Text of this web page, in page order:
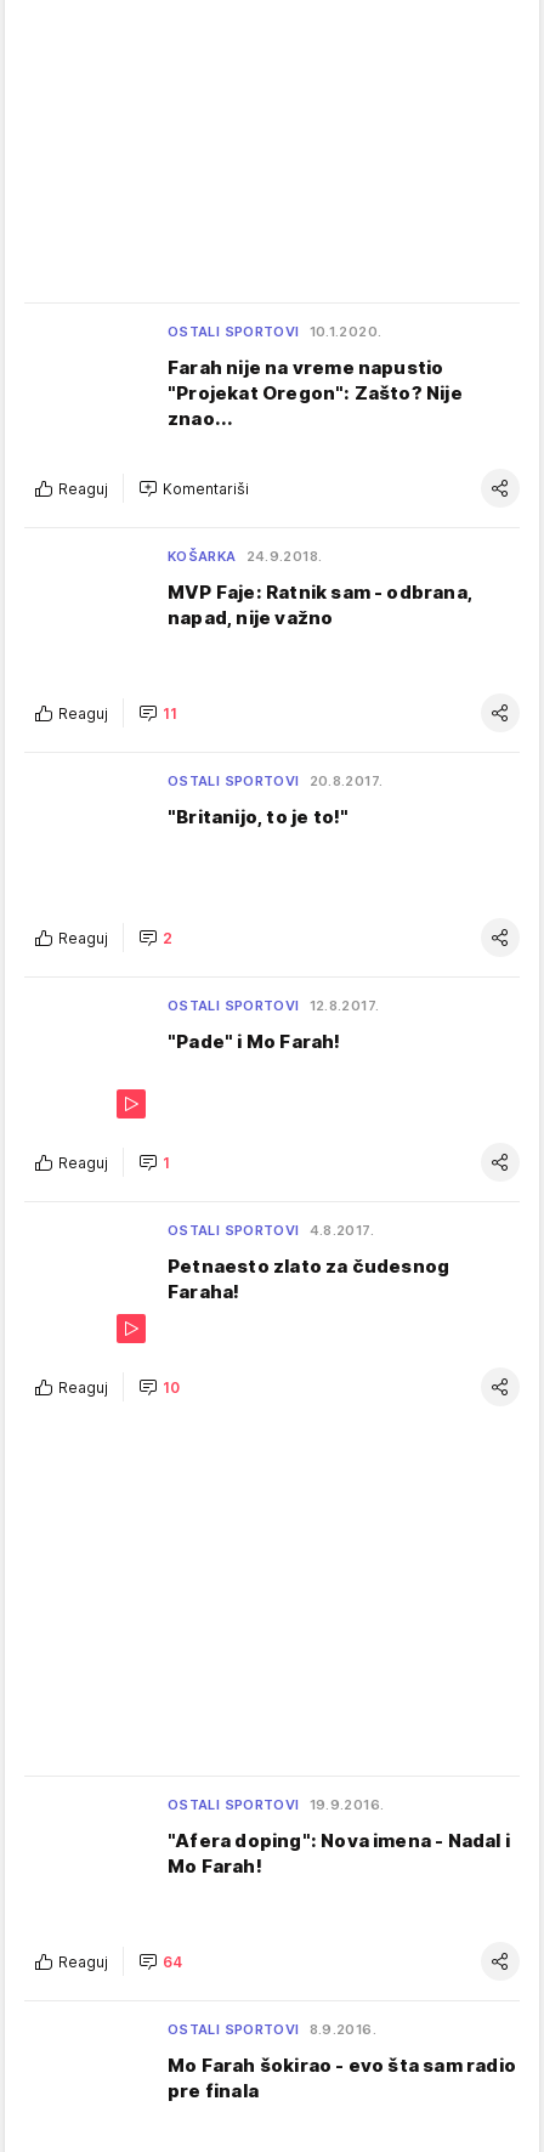
OSTALI SPORTOVI 10.1.2020.
Farah nije na vreme napustio
"Projekat Oregon": Zašto? Nije
znao...
Reaguj Komentariši
KOŠARKA 24.9.2018.
MVP Faje: Ratnik sam - odbrana,
napad, nije važno
Reaguj 11
OSTALI SPORTOVI 20.8.2017.
"Britanijo, to je to!"
Reaguj 2
OSTALI SPORTOVI 12.8.2017.
"Pade" i Mo Farah!
Reaguj 1
OSTALI SPORTOVI 4.8.2017.
Petnaesto zlato za čudesnog
Faraha!
Reaguj 10
OSTALI SPORTOVI 19.9.2016.
"Afera doping": Nova imena - Nadal i
Mo Farah!
Reaguj 64
OSTALI SPORTOVI 8.9.2016.
Mo Farah šokirao - evo šta sam radio
pre finala